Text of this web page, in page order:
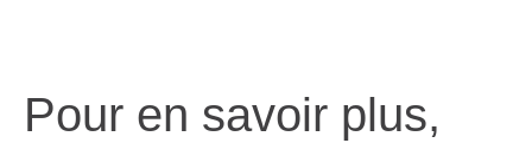
Pour en savoir plus,